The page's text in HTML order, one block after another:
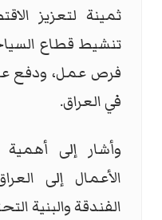
ثمينة لتعزيز
تنشيط قطاع
فرص عمل، ودفع
في العراق.
وأشار إلى
الأعمال إلى
الفندقة والبنية